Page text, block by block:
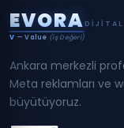
EVORA DIJITAL
V — Value (İş Değeri)
Ankara merkezli
Meta reklamları ve
büyütüyoruz.